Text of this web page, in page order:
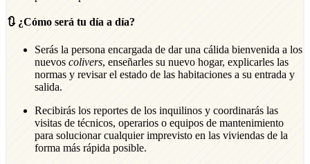
🔃 ¿Cómo será tu día a día?
Serás la persona encargada de dar una cálida bienvenida a los
nuevos colivers, enseñarles su nuevo hogar, explicarles las
normas y revisar el estado de las habitaciones a su entrada y
salida.
Recibirás los reportes de los inquilinos y coordinarás las
visitas de técnicos, operarios o equipos de mantenimiento
para solucionar cualquier imprevisto en las viviendas de la
forma más rápida posible.